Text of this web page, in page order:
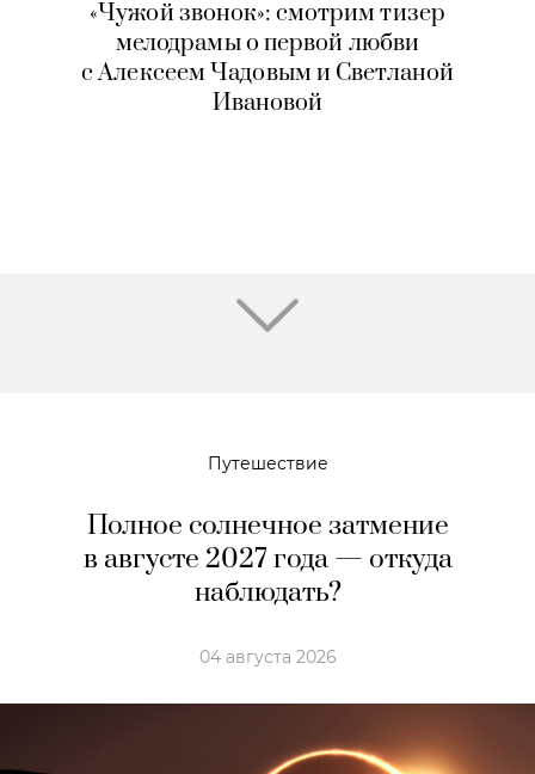
«Чужой звонок»: смотрим тизер
мелодрамы о первой любви
с Алексеем Чадовым и Светланой
Ивановой
Путешествие
Полное солнечное затмение
в августе 2027 года — откуда
наблюдать?
04 августа 2026